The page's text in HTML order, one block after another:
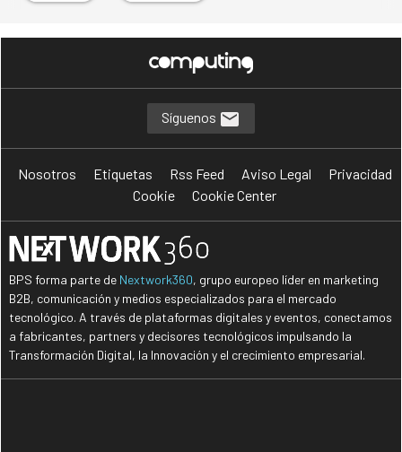
Síguenos
Nosotros Etiquetas Rss Feed Aviso Legal
Privacidad
Cookie
Cookie Center
BPS forma parte de Nextwork360, grupo europeo líder en marketing
B2B, comunicación y medios especializados para el mercado
tecnológico. A través de plataformas digitales y eventos, conectamos
a fabricantes, partners y decisores tecnológicos impulsando la
Transformación Digital, la Innovación y el crecimiento empresarial.